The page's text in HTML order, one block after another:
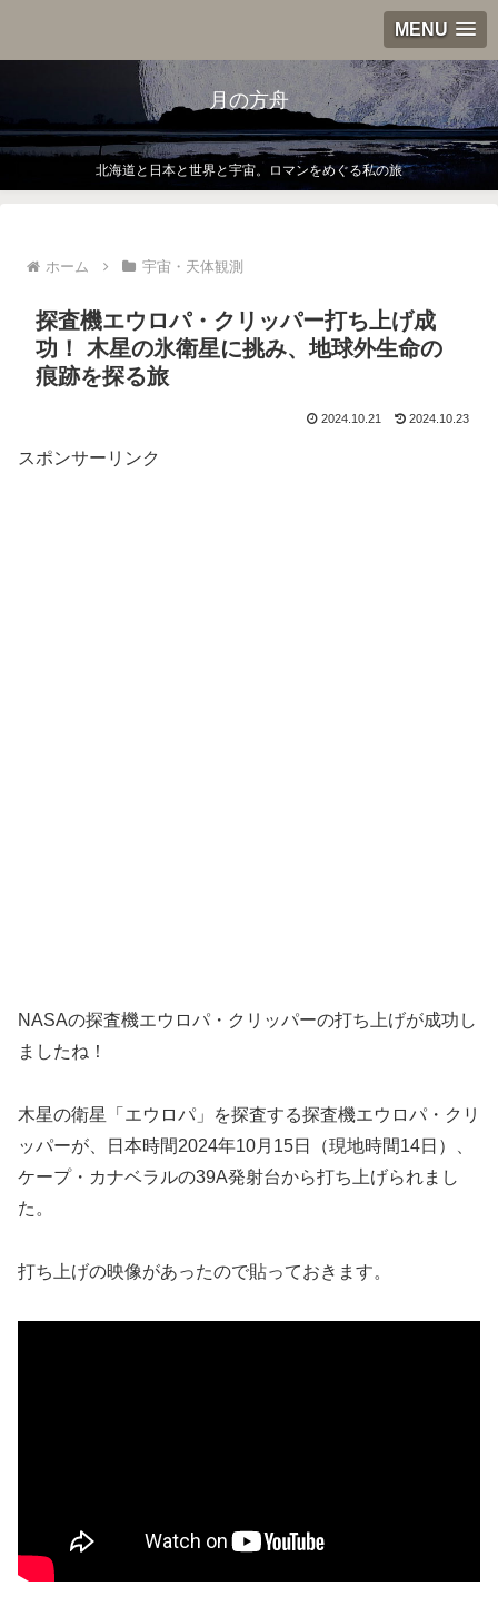
MENU
月の方舟
北海道と日本と世界と宇宙。ロマンをめぐる私の旅
ホーム 宇宙・天体観測
探査機エウロパ・クリッパー打ち上げ成
功！ 木星の氷衛星に挑み、地球外生命の
痕跡を探る旅
2024.10.21 2024.10.23
スポンサーリンク
NASAの探査機エウロパ・クリッパーの打ち上げが成功し
ましたね！
木星の衛星「エウロパ」を探査する探査機エウロパ・クリ
ッパーが、日本時間2024年10月15日（現地時間14日）、
ケープ・カナベラルの39A発射台から打ち上げられまし
た。
打ち上げの映像があったので貼っておきます。